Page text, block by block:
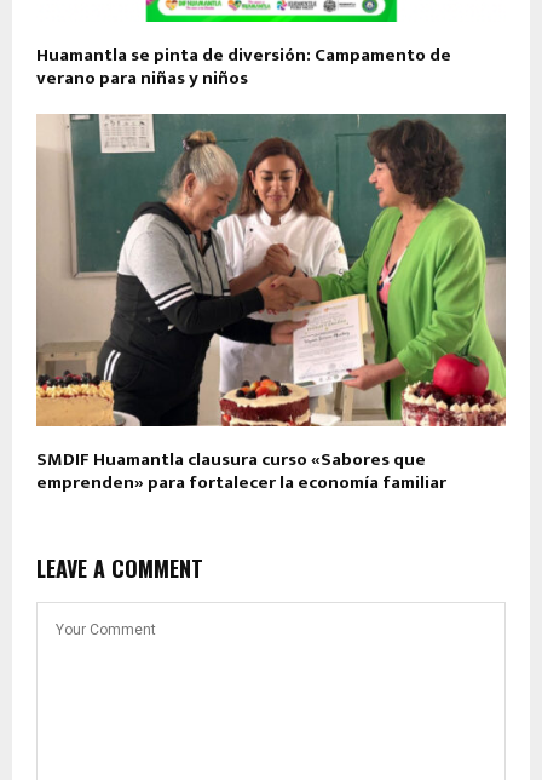
Huamantla se pinta de diversión: Campamento de
verano para niñas y niños
SMDIF Huamantla clausura curso «Sabores que
emprenden» para fortalecer la economía familiar
LEAVE A COMMENT